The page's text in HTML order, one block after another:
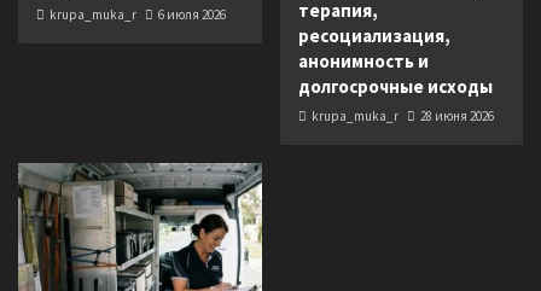
krupa_muka_r 6 июля 2026
терапия,
ресоциализация,
анонимность и
долгосрочные исходы
krupa_muka_r 28 июня 2026